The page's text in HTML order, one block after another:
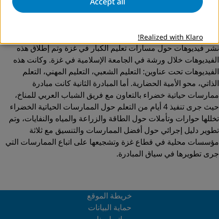
- مبادرة نادي الإعلام الاجتماعي.
مبادرة غزة مدينة تعلم بالتعاون مع فريق إنجاز الإعلامي و تهدف إلى
نشر فيديوهات حول مسارات تعليم الكبار في غزة وتم إطلاق هذه
الفيديوهات خلال ورشة في الجامعة الإسلامية في غزة. وكانت هذه
الفيديوهات تحت عناوين: التعليم الشعبي، التعليم المهني، التعلم
الذاتي، محو الأمية الحضارية. أما المبادرة الثانية كانت مبادرة
ممارسات حياتية خضراء بالتعاون مع فريق الشباب العربي للمناخ،
حيث جرى تنفيذ 4 أيام من التعلم حول الممارسات الحياتية الخضراء
تخللها حوارات وتأملات حول الطاقة والزراعة والمياه والنفايات، وتم
تطوير دليل إجرائي حول أفضل الممارسات والتنسيق مع ثلاثة
مؤسسات محلية في قطاع غزة وتشجيعها على اتباع الممارسات التي
جرى تطويرها في سياق المبادرة.
خريطة الموقع
حماية البيانات
Realized with Klaro!